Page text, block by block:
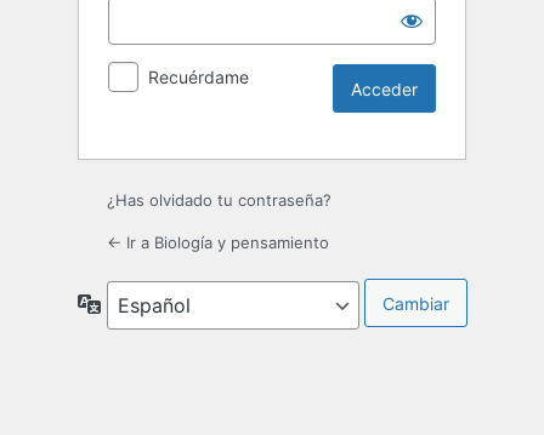
Recuérdame
¿Has olvidado tu contraseña?
← Ir a Biología y pensamiento
Idioma